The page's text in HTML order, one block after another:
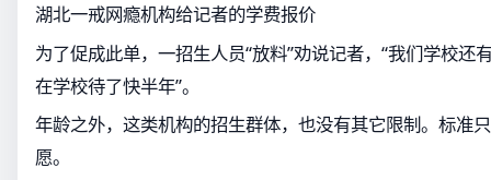
湖北一戒网瘾机构给记者的学费报价
为了促成此单，一招生人员“放料”劝说记者，“我们学校还
在学校待了快半年”。
年龄之外，这类机构的招生群体，也没有其它限制。标准
愿。